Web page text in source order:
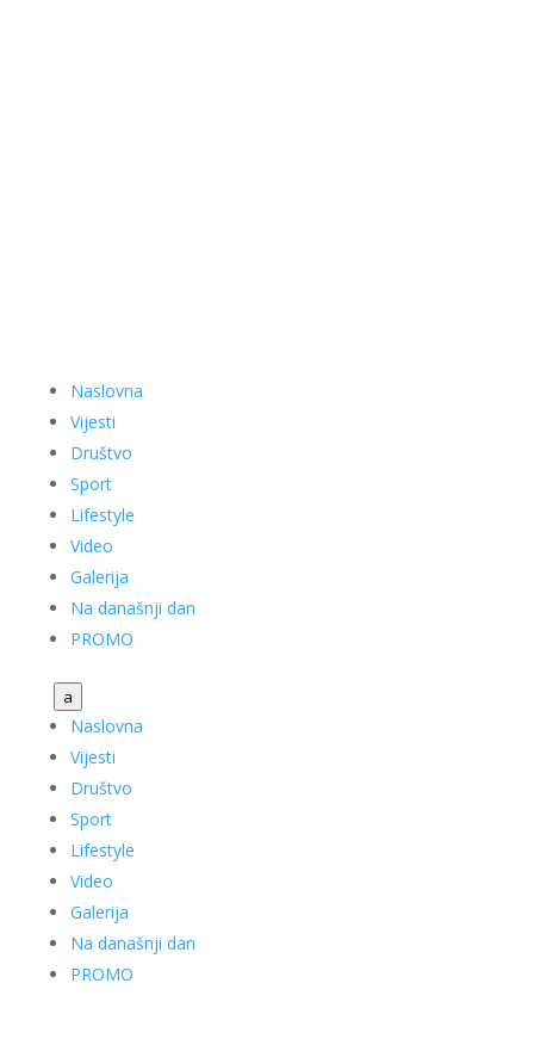
Naslovna
Vijesti
Društvo
Sport
Lifestyle
Video
Galerija
Na današnji dan
PROMO
a
Naslovna
Vijesti
Društvo
Sport
Lifestyle
Video
Galerija
Na današnji dan
PROMO